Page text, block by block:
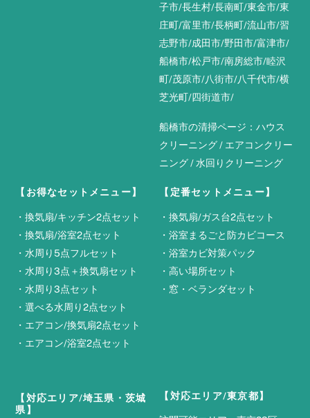
子市/長生村/長南町/東金市/東
庄町/富里市/長柄町/流山市/習
志野市/成田市/野田市/富津市/
船橋市/松戸市/南房総市/睦沢
町/茂原市/八街市/八千代市/横
芝光町/四街道市/
船橋市の清掃ページ：ハウス
クリーニング/ エアコンクリー
ニング/水回りクリーニング
【お得なセットメニュー】
・換気扇/キッチン2点セット
・換気扇/浴室2点セット
・水周り5点フルセット
・水周り3点＋換気扇セット
・水周り3点セット
・選べる水周り2点セット
・ エアコン/換気扇2点セット
・ エアコン/浴室2点セット
【対応エリア/埼玉県・茨城
県】
【定番セットメニュー】
・換気扇/ガス台2点セット
・浴室まるごと防カビコース
・浴室カビ対策パック
・高い場所セット
・ 窓・ベランダセット
【対応エリア/東京都】